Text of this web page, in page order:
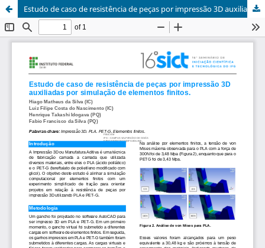
Estudo de caso de resistência de peças por impressão 3D auxiliadas por simulação de elementos finitos.